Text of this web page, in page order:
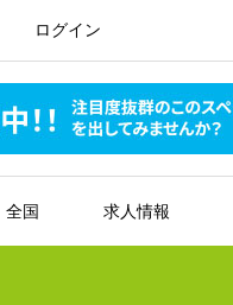
ログイン
全国 求人情報